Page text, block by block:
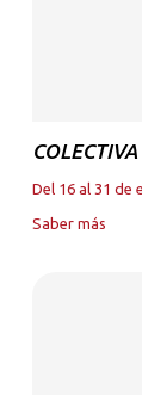
Del 16 al 31 de
Saber más